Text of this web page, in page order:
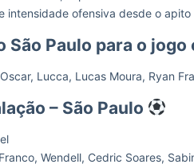
intensidade ofensiva desde o apito
São Paulo para o
Lucca, Lucas Moura, Ryan
– São Paulo
Wendell, Cedric Soares,